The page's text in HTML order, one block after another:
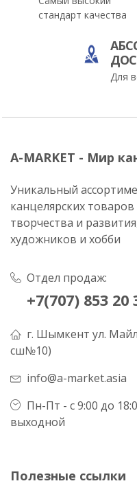
стандарт качества
Для
A-MARKET - Мир
Уникальный
канцелярских
творчества и
художников и хобби
Отдел продаж:
+7(707) 853 20
г. Шымкент ул.
сш№10)
info@a-market.asia
Пн-Пт - с 9:00 до
выходной
Полезные ссылки